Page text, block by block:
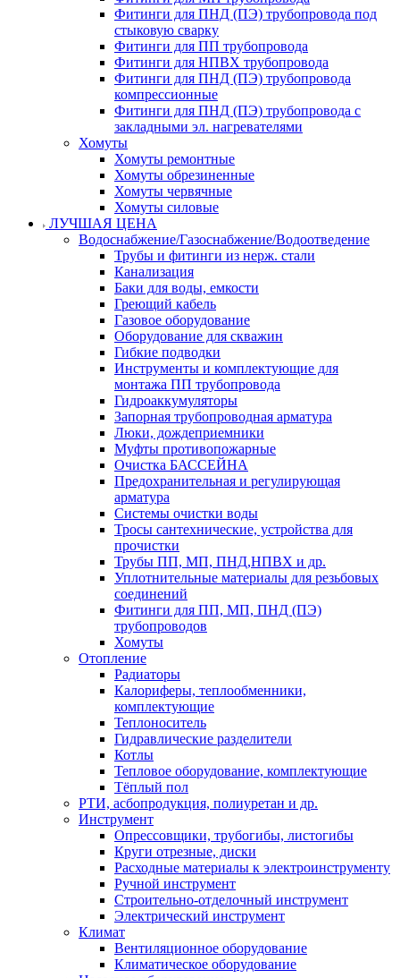
Фитинги для ПНД (ПЭ) трубопровода под
стыковую сварку
Фитинги для ПП трубопровода
Фитинги для НПВХ трубопровода
Фитинги для ПНД (ПЭ) трубопровода
компрессионные
Фитинги для ПНД (ПЭ) трубопровода с
закладными эл. нагревателями
Хомуты
Хомуты ремонтные
Хомуты обрезиненные
Хомуты червячные
Хомуты силовые
ЛУЧШАЯ ЦЕНА
Водоснабжение/Газоснабжение/Водоотведение
Трубы и фитинги из нерж. стали
Канализация
Баки для воды, емкости
Греющий кабель
Газовое оборудование
Оборудование для скважин
Гибкие подводки
Инструменты и комплектующие для
монтажа ПП трубопровода
Гидроаккумуляторы
Запорная трубопроводная арматура
Люки, дождеприемники
Муфты противопожарные
Очистка БАССЕЙНА
Предохранительная и регулирующая
арматура
Системы очистки воды
Тросы сантехнические, устройства для
прочистки
Трубы ПП, МП, ПНД,НПВХ и др.
Уплотнительные материалы для резьбовых
соединений
Фитинги для ПП, МП, ПНД (ПЭ)
трубопроводов
Хомуты
Отопление
Радиаторы
Калориферы, теплообменники,
комплектующие
Теплоноситель
Гидравлические разделители
Котлы
Тепловое оборудование, комплектующие
Тёплый пол
РТИ, асбопродукция, полиуретан и др.
Инструмент
Опрессовщики, трубогибы, листогибы
Круги отрезные, диски
Расходные материалы к электроинструменту
Ручной инструмент
Строительно-отделочный инструмент
Электрический инструмент
Климат
Вентиляционное оборудование
Климатическое оборудование